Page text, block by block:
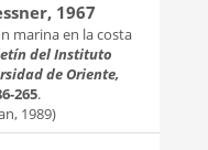
1967
marina en la costa
del Instituto
de Oriente,
265.
1989)